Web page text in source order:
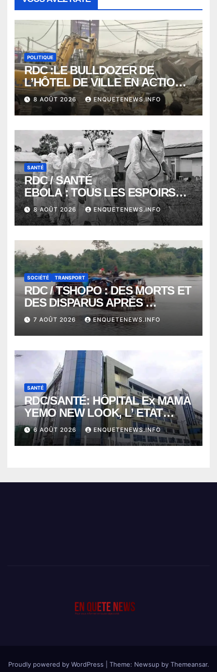
POLITIQUE
RDC :LE BULLDOZER DE
L’HÔTEL DE VILLE EN ACTION
POUR DEGAGER LA VOIE
PUBLIQUE en action DANS LA
COMMUNE DE NGALIEMA
8 AOÛT 2026 ENQUETENEWS.INFO
SANTÉ
RDC / SANTÉ
EBOLA : TOUS LES ESPOIRS
VONT VERS SEPTEMBRE
ALORS QUE L’ÉPIDÉMIE TEND
VERS 2000 DÉCÈS
8 AOÛT 2026 ENQUETENEWS.INFO
SOCIÉTÉ TRANSPORT
RDC / TSHOPO : DES MORTS ET
DES DISPARUS APRÈS
NAUFRAGE D’UNE BALEINIERE
À QUELQUES KILOMÈTRES DE
KISANGANI
7 AOÛT 2026 ENQUETENEWS.INFO
SANTÉ
RDC/SANTÉ: HÔPITAL Ex MAMA
YEMO NEW LOOK, L’ ETAT
PERD LE CONTROLE
6 AOÛT 2026 ENQUETENEWS.INFO
Proudly powered by WordPress Theme: Newsup by Themeansar.